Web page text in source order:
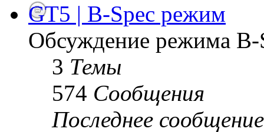
GT5 | B-Spec режим
Обсуждение режима B-
3 Темы
574 Сообщения
Последнее сообщение